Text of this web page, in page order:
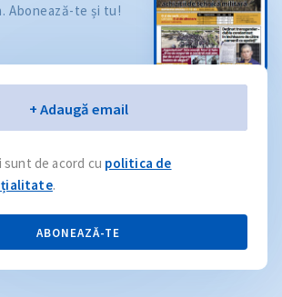
Abonează-te și tu!
+ Adaugă email
sunt de acord cu politica de
.
ABONEAZĂ-TE